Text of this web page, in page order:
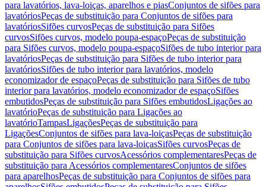
para lavatórios, lava-loiças, aparelhos e piasConjuntos de sifões para
lavatóriosPeças de substituição para Conjuntos de sifões para
lavatóriosSifões curvosPeças de substituição para Sifões
curvosSifões curvos, modelo poupa-espaçoPeças de substituição
para Sifões curvos, modelo poupa-espaçoSifões de tubo interior para
lavatóriosPeças de substituição para Sifões de tubo interior para
lavatóriosSifões de tubo interior para lavatórios, modelo
economizador de espaçoPeças de substituição para Sifões de tubo
interior para lavatórios, modelo economizador de espaçoSifões
embutidosPeças de substituição para Sifões embutidosLigações ao
lavatórioPeças de substituição para Ligações ao
lavatórioTampasLigaçõesPeças de substituição para
LigaçõesConjuntos de sifões para lava-loiçasPeças de substituição
para Conjuntos de sifões para lava-loiçasSifões curvosPeças de
substituição para Sifões curvosAcessórios complementaresPeças de
substituição para Acessórios complementaresConjuntos de sifões
para aparelhosPeças de substituição para Conjuntos de sifões para